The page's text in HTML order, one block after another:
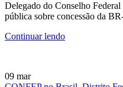
Delegado do Conselho
pública sobre concessão da
Continuar lendo
09 mar